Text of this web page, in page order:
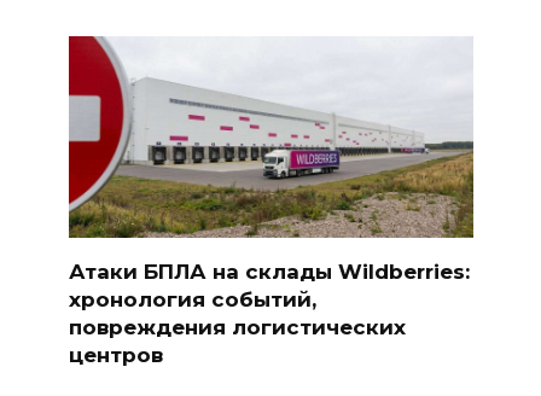
Атаки БПЛА на склады Wildberries:
хронология событий,
повреждения логистических
центров